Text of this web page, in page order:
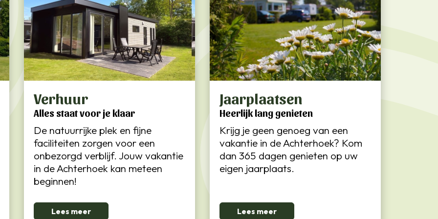
Verhuur
Alles staat voor je klaar
De natuurrijke plek en fijne
faciliteiten zorgen voor een
onbezorgd verblijf. Jouw vakantie
in de Achterhoek kan meteen
beginnen!
Lees meer
Jaarplaatsen
Heerlijk lang genieten
Krijg je geen genoeg van een
vakantie in de Achterhoek? Kom
dan 365 dagen genieten op uw
eigen jaarplaats.
Lees meer